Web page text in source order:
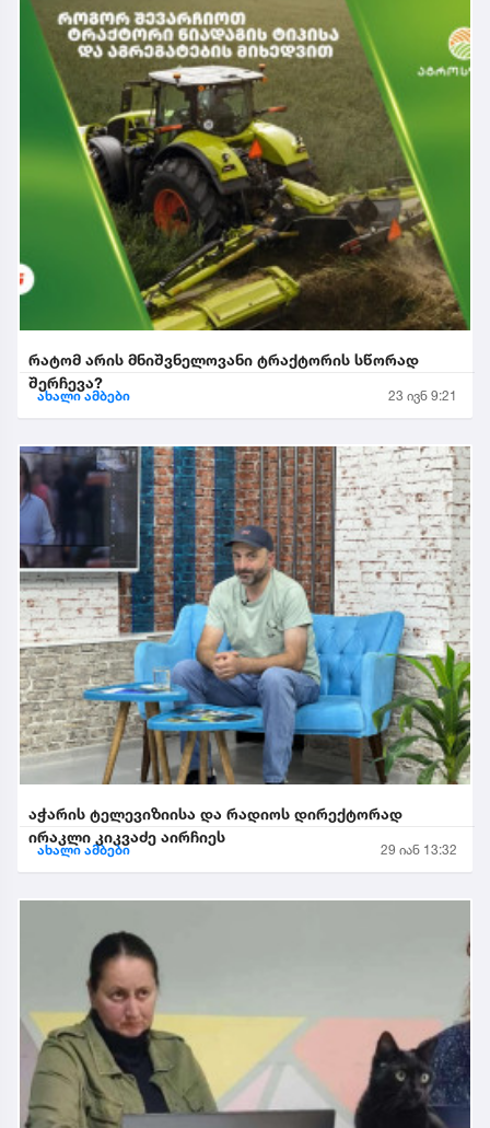
რატომ არის მნიშვნელოვანი ტრაქტორის სწორად
შერჩევა?
ახალი ამბები 23 ივნ 9:21
აჭარის ტელევიზიისა და რადიოს დირექტორად
ირაკლი კიკვაძე აირჩიეს
ახალი ამბები 29 იან 13:32